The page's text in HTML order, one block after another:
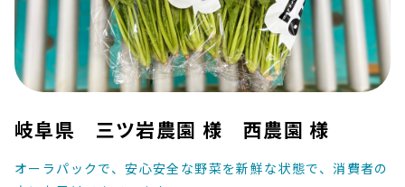
岐阜県 三ツ岩農園 様 西農園 様
オーラパックで、安心安全な野菜を新鮮な状態で、消費者の